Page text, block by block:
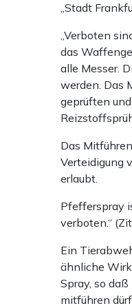
„Stadt
„Verboten
das
alle Messer.
werden. Das
geprüften
Das
Verteidigung
erlaubt.
Pfefferspray
verboten.“
Ein
ähnliche
Spray, so
mitführen